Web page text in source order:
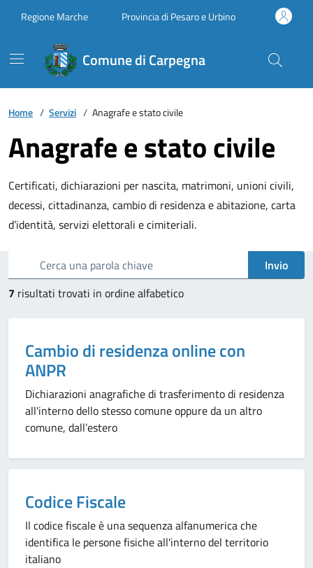
Regione Marche Provincia di Pesaro e Urbino
Comune di Carpegna
Home / Servizi / Anagrafe e stato civile
Anagrafe e stato civile
Certificati, dichiarazioni per nascita, matrimoni, unioni civili,
decessi, cittadinanza, cambio di residenza e abitazione, carta
d’identità, servizi elettorali e cimiteriali.
Esplora tutti i servizi
Invio
7 risultati trovati in ordine alfabetico
Categoria:
Cambio di residenza online con
ANPR
Dichiarazioni anagrafiche di trasferimento di residenza
all'interno dello stesso comune oppure da un altro
comune, dall’estero
Categoria:
Codice Fiscale
Il codice fiscale è una sequenza alfanumerica che
identifica le persone fisiche all'interno del territorio
italiano